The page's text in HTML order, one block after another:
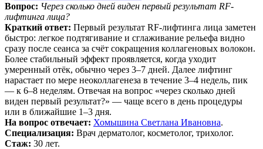
Вопрос: Через сколько дней виден первый результат RF-
лифтинга лица?
Краткий ответ: Первый результат RF-лифтинга лица заметен
быстро: легкое подтягивание и сглаживание рельефа видно
сразу после сеанса за счёт сокращения коллагеновых волокон.
Более стабильный эффект проявляется, когда уходит
умеренный отёк, обычно через 3–7 дней. Далее лифтинг
нарастает по мере неоколлагенеза в течение 3–4 недель, пик
— к 6–8 неделям. Отвечая на вопрос «через сколько дней
виден первый результат?» — чаще всего в день процедуры
или в ближайшие 1–3 дня.
На вопрос отвечает: Хомышина Светлана Ивановна.
Специализация: Врач дерматолог, косметолог, трихолог.
Стаж: 30 лет.